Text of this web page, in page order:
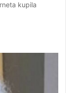
kupila